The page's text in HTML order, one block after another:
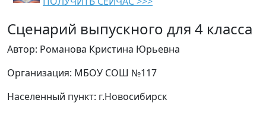
Сценарий выпускного для 4 класса
Автор: Романова Кристина Юрьевна
Организация: МБОУ СОШ №117
Населенный пункт: г.Новосибирск